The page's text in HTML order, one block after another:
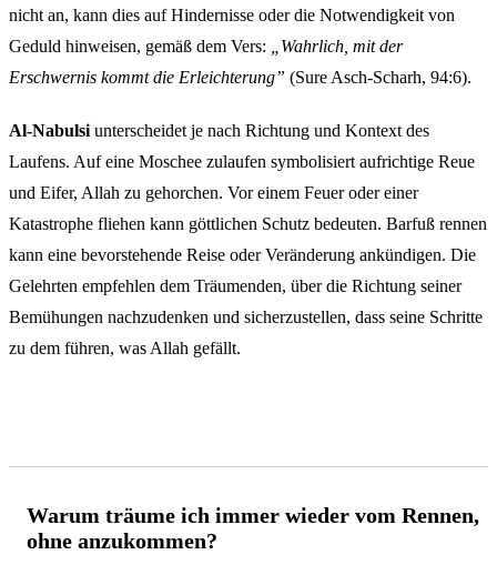
nicht an, kann dies auf Hindernisse oder die Notwendigkeit von
Geduld hinweisen, gemäß dem Vers:
„Wahrlich, mit der
Erschwernis kommt die Erleichterung” (Sure Asch-Scharh, 94:6).
Al-Nabulsi unterscheidet je nach Richtung und Kontext des
Laufens. Auf eine Moschee zulaufen symbolisiert aufrichtige Reue
und Eifer, Allah zu gehorchen. Vor einem Feuer oder einer
Katastrophe fliehen kann göttlichen Schutz bedeuten. Barfuß rennen
kann eine bevorstehende Reise oder Veränderung ankündigen. Die
Gelehrten empfehlen dem Träumenden, über die Richtung seiner
Bemühungen nachzudenken und sicherzustellen, dass seine Schritte
zu dem führen, was Allah gefällt.
Warum träume ich immer wieder vom Rennen,
ohne anzukommen?